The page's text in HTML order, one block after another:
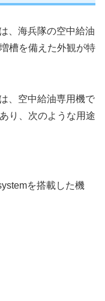
、海兵隊の空中給油
槽を備えた外観が特
、空中給油専用機で
り、次のような用途
を搭載した機